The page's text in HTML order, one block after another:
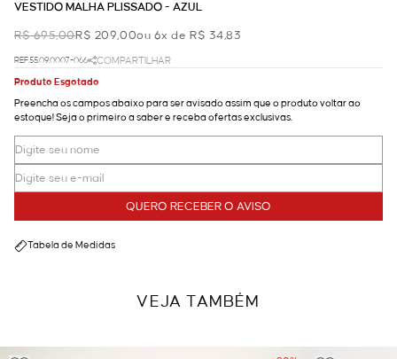
VESTIDO MALHA PLISSADO - AZUL
R$ 695,00R$ 209,00ou 6x de R$ 34,83
REF.55.09.0007-066
COMPARTILHAR
Produto Esgotado
Preencha os campos abaixo para ser avisado assim que o produto voltar ao
estoque! Seja o primeiro a saber e receba ofertas exclusivas.
QUERO RECEBER O AVISO
Tabela de Medidas
VEJA TAMBÉM